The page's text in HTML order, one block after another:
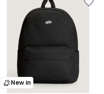
New in